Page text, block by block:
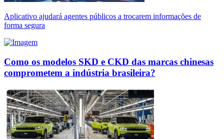
Aplicativo ajudará agentes públicos a trocarem informações de
forma segura
Como os modelos SKD e CKD das marcas chinesas
comprometem a indústria brasileira?